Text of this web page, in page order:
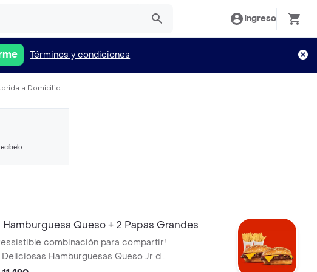
Ingreso
Términos y condiciones
a Domicilio
Hamburguesa Queso + 2 Papas Grandes
combinación para compartir!
Deliciosas Hamburguesas Queso Jr de